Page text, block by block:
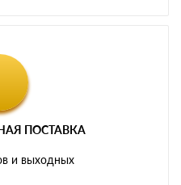
ПОСТАВКА
и выходных